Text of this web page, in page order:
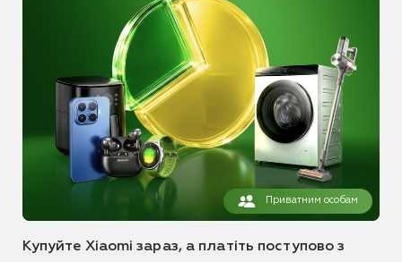
Приватним особам
Купуйте Xiaomi зараз, а платіть поступово з